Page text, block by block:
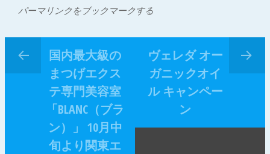
パーマリンクをブックマークする
国内最大級の
まつげエクス
テ専門美容室
「BLANC（ブラ
ン）」 10月中
旬より関東エ
ヴェレダ オー
ガニックオイ
ル キャンペー
ン